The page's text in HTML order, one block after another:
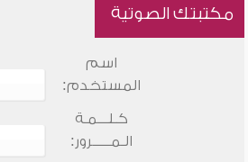
مكتبتك الصوتية
اسم
المستخدم:
كـلـــمـة
الـمـــــرور: